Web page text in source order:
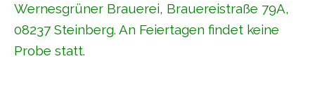
Wernesgrüner Brauerei, Brauereistraße 79A,
08237 Steinberg. An Feiertagen findet keine
Probe statt.